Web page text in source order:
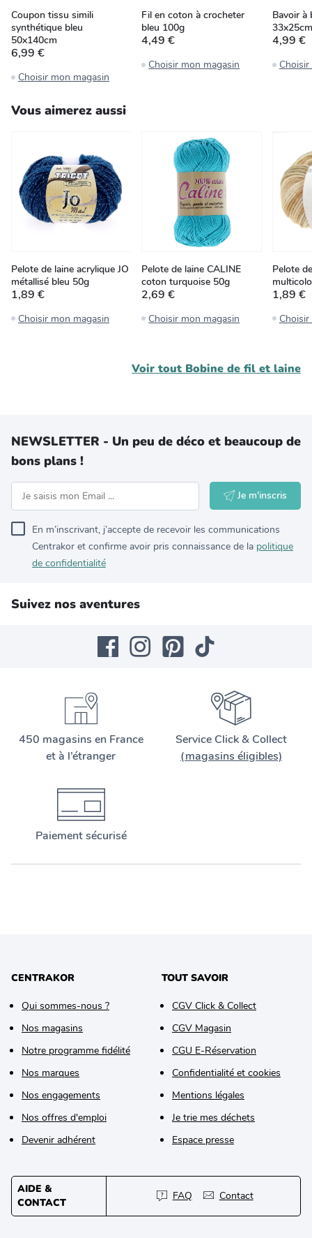
Coupon tissu simili
synthétique bleu
50x140cm
6,99 €
Choisir mon magasin
Fil en coton à crocheter
bleu 100g
4,49 €
Choisir mon magasin
Bavoir à
33x25cm
4,99 €
Vous aimerez aussi
Pelote de laine acrylique JO
métallisé bleu 50g
1,89 €
Choisir mon magasin
Pelote de laine CALINE
coton turquoise 50g
2,69 €
Choisir mon magasin
Pelote
1,89 €
Voir tout Bobine de fil et laine
NEWSLETTER - Un peu de déco et beaucoup de
bons plans !
Je m'inscris
En m’inscrivant, j’accepte de recevoir les communications
Centrakor et confirme avoir pris connaissance de la politique
de confidentialité
Suivez nos aventures
450 magasins en France
et à l’étranger
Service Click & Collect
(magasins éligibles)
Paiement sécurisé
CENTRAKOR
Qui sommes-nous ?
Nos magasins
Notre programme fidélité
Nos marques
Nos engagements
Nos offres d'emploi
Devenir adhérent
TOUT SAVOIR
CGV Click & Collect
CGV Magasin
CGU E-Réservation
Confidentialité et cookies
Mentions légales
Je trie mes déchets
Espace presse
AIDE &
CONTACT
FAQ Contact